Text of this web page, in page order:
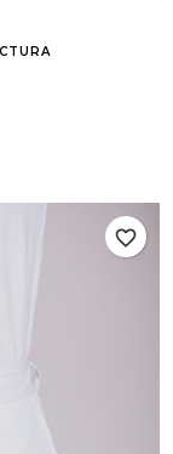
favorite_border